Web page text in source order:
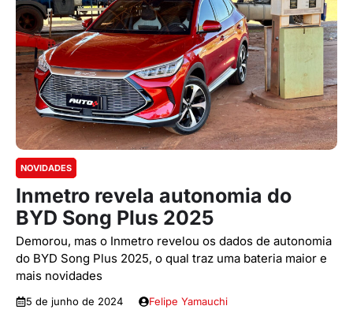
NOVIDADES
Inmetro revela autonomia do
BYD Song Plus 2025
Demorou, mas o Inmetro revelou os dados de autonomia
do BYD Song Plus 2025, o qual traz uma bateria maior e
mais novidades
5 de junho de 2024 Felipe Yamauchi